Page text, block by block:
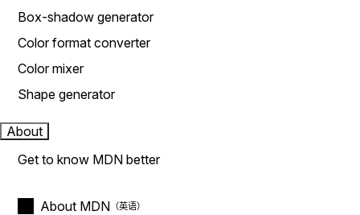
Box-shadow generator
Color format converter
Color mixer
Shape generator
About
Get to know MDN better
About MDN